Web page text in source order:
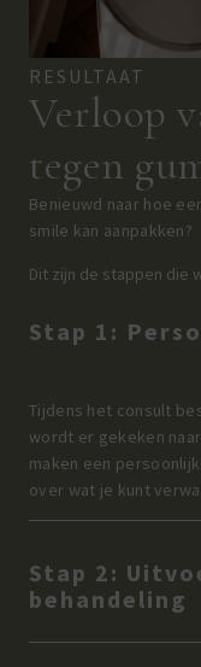
RESULTAAT
Verloop
tegen
Benieuwd naar hoe
smile kan aanpakken?
Dit zijn de stappen die
Stap 1:
Tijdens het consult
wordt er gekeken
maken een
over wat je kunt
Stap 2:
behandeling